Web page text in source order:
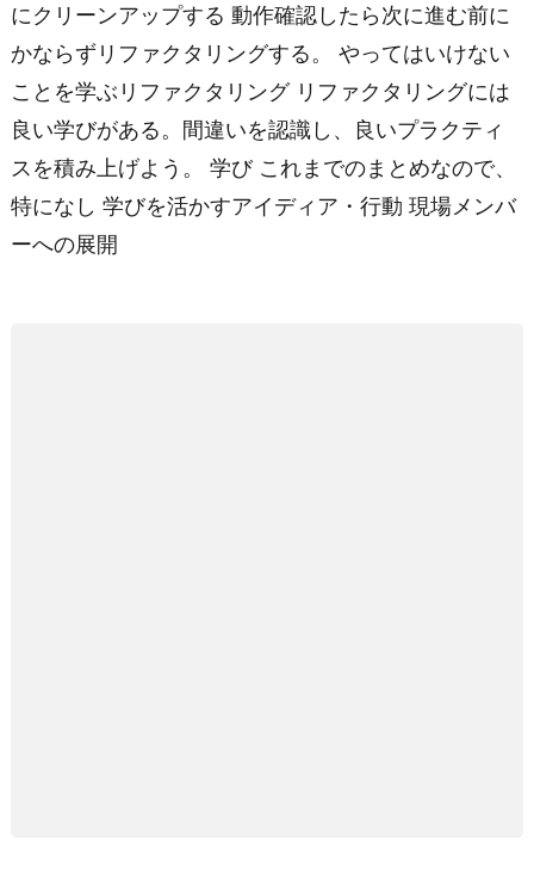
にクリーンアップする 動作確認したら次に進む前に
かならずリファクタリングする。 やってはいけない
ことを学ぶリファクタリング リファクタリングには
良い学びがある。間違いを認識し、良いプラクティ
スを積み上げよう。 学び これまでのまとめなので、
特になし 学びを活かすアイディア・行動 現場メンバ
ーへの展開